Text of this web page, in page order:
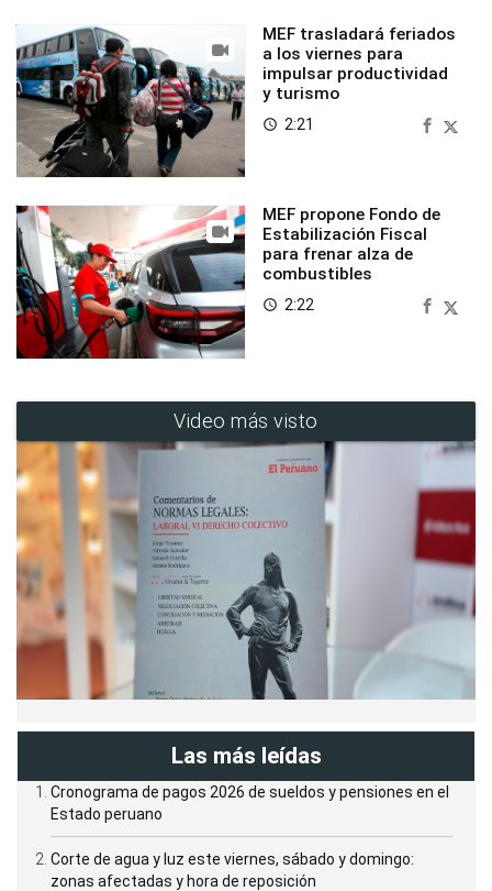
MEF trasladará feriados
a los viernes para
impulsar productividad
y turismo
access_time 2:21
MEF propone Fondo de
Estabilización Fiscal
para frenar alza de
combustibles
access_time 2:22
Video más visto
Las más leídas
Cronograma de pagos 2026 de sueldos y pensiones en el
Estado peruano
Corte de agua y luz este viernes, sábado y domingo:
zonas afectadas y hora de reposición